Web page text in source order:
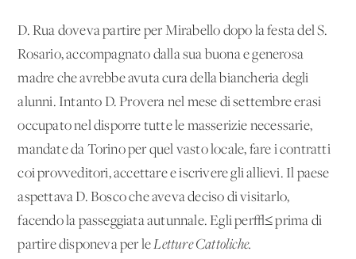
D. Rua doveva partire per Mirabello dopo la festa del S.
Rosario, accompagnato dalla sua buona e generosa
madre che avrebbe avuta cura della biancheria degli
alunni. Intanto D. Provera nel mese di settembre erasi
occupato nel disporre tutte le masserizie necessarie,
mandate da Torino per quel vasto locale, fare i contratti
coi provveditori, accettare e iscrivere gli allievi. Il paese
aspettava D. Bosco che aveva deciso di visitarlo,
facendo la passeggiata autunnale. Egli per√≤ prima di
partire disponeva per leLetture Cattoliche.